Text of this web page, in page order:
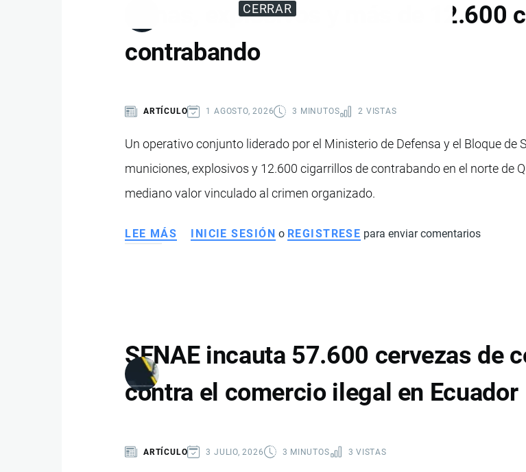
CERRAR
COMPRARSE
MERCANCÍAS
DECOMISADOS
EL
ESTADO
armas, explosivos y más de 12.600
contrabando
ARTÍCULO 1 AGOSTO, 2026 3 MINUTOS 2 VISTAS
Un operativo conjunto liderado por el Ministerio de Defensa y el Bloque
municiones, explosivos y 12.600 cigarrillos de contrabando en el norte de
mediano valor vinculado al crimen organizado.
LEE MÁS SOBRE
DE
QUITO
PERMITIÓ
INCAUTAR
Y
INICIE SESIÓN o REGISTRESE para enviar comentarios
SENAE incauta 57.600 cervezas de
contra el comercio ilegal en Ecuador
ARTÍCULO 3 JULIO, 2026 3 MINUTOS 3 VISTAS